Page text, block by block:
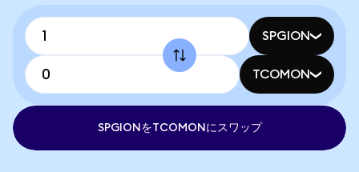
SPGION
TCOMON
SPGIONをTCOMONにスワップ